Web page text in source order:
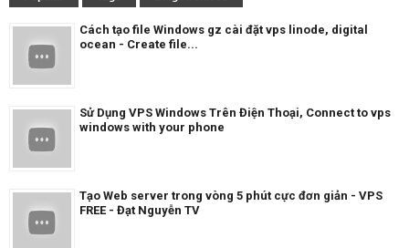
Cách tạo file Windows gz cài đặt vps linode, digital
ocean - Create file...
Sử Dụng VPS Windows Trên Điện Thoại, Connect to vps
windows with your phone
Tạo Web server trong vòng 5 phút cực đơn giản - VPS
FREE - Đạt Nguyễn TV